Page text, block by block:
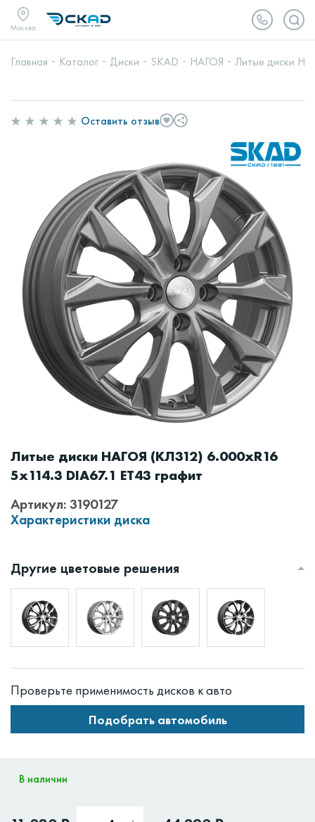
Москва
Главная Каталог Диски SKAD НАГОЯ Литые диски
Оставить отзыв
Литые диски НАГОЯ (КЛ312) 6.000xR16
5x114.3 DIA67.1 ET43 графит
Артикул: 3190127
Характеристики диска
Проверьте применимость дисков к авто
Подобрать автомобиль
В наличии
Другие цветовые решения